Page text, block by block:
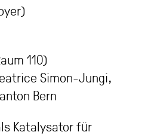
110)
Simon-Jungi,
Bern
Katalysator für